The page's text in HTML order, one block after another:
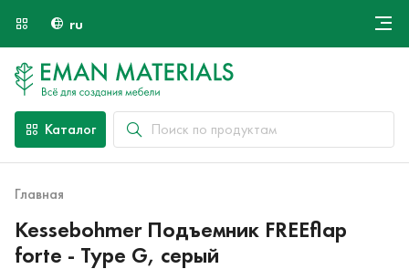
ru
Оплата и доставка
Каталог
Главная
Kessebohmer Подъемник FREEflap
forte - Type G, серый